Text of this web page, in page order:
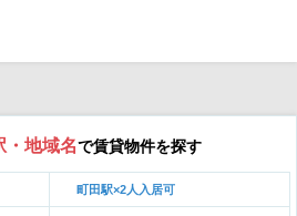
・地域名で賃貸物件を探す
町田駅×2人入居可